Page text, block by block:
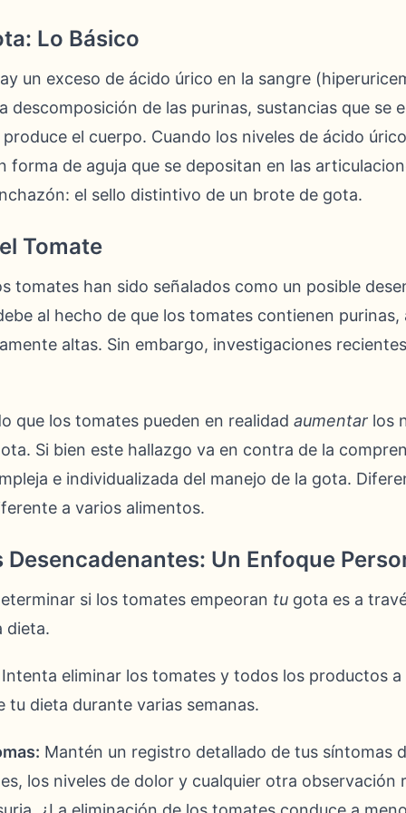
Lo Básico
un exceso de ácido úrico en la sangre
descomposición de las purinas, sustancias que se
el cuerpo. Cuando los niveles de ácido
forma de aguja que se depositan en las
el sello distintivo de un brote de gota.
Tomate
tomates han sido señalados como un posible
al hecho de que los tomates contienen purinas,
altas. Sin embargo, investigaciones
que los tomates pueden en realidad aumentar los
Si bien este hallazgo va en contra de la
e individualizada del manejo de la gota.
a varios alimentos.
Un Enfoque
si los tomates empeoran tu gota es a
dieta.
eliminar los tomates y todos los productos a
tu dieta durante varias semanas.
Mantén un registro detallado de tus síntomas
los niveles de dolor y cualquier otra observación